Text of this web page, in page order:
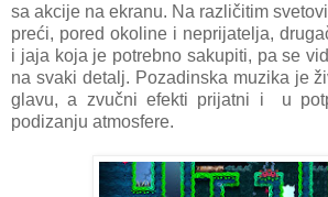
sa akcije na ekranu. Na različitim
preći, pored okoline i neprijatelja,
i jaja koja je potrebno sakupiti, pa se
na svaki detalj. Pozadinska muzika je
glavu, a zvučni efekti prijatni i u
podizanju atmosfere.